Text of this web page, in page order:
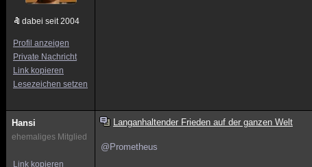
dabei seit 2004
Profil anzeigen
Private Nachricht
Link kopieren
Lesezeichen setzen
Hansi
ehemaliges Mitglied
Link kopieren
Langanhaltender Frieden auf der ganzen Welt
@Prometheus